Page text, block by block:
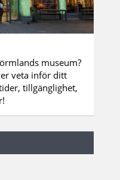
museum?
veta inför ditt
tillgänglighet,